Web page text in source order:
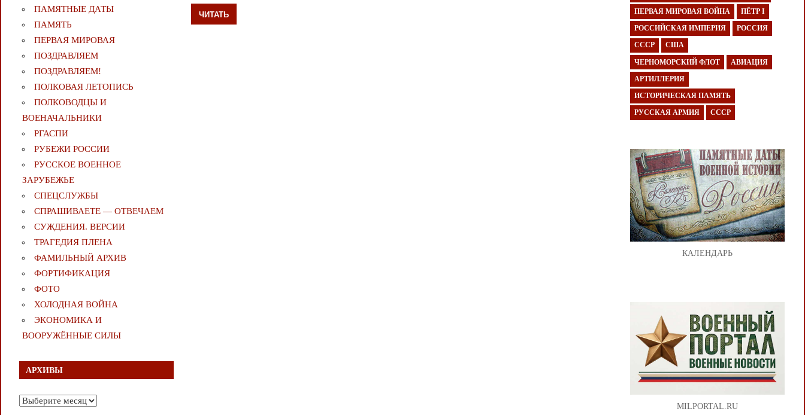
ЧИТАТЬ
ПАМЯТНЫЕ ДАТЫ
ПАМЯТЬ
ПЕРВАЯ МИРОВАЯ
ПОЗДРАВЛЯЕМ
ПОЗДРАВЛЯЕМ!
ПОЛКОВАЯ ЛЕТОПИСЬ
ПОЛКОВОДЦЫ И
ВОЕНАЧАЛЬНИКИ
РГАСПИ
РУБЕЖИ РОССИИ
РУССКОЕ ВОЕННОЕ
ЗАРУБЕЖЬЕ
СПЕЦСЛУЖБЫ
СПРАШИВАЕТЕ — ОТВЕЧАЕМ
СУЖДЕНИЯ. ВЕРСИИ
ТРАГЕДИЯ ПЛЕНА
ФАМИЛЬНЫЙ АРХИВ
ФОРТИФИКАЦИЯ
ФОТО
ХОЛОДНАЯ ВОЙНА
ЭКОНОМИКА И
ВООРУЖЁННЫЕ СИЛЫ
АРХИВЫ
Архивы
ПЕРВАЯ МИРОВАЯ ВОЙНА ПЁТР I
РОССИЙСКАЯ ИМПЕРИЯ РОССИЯ
СССР США
ЧЕРНОМОРСКИЙ ФЛОТ АВИАЦИЯ
АРТИЛЛЕРИЯ
ИСТОРИЧЕСКАЯ ПАМЯТЬ
РУССКАЯ АРМИЯ СССР
КАЛЕНДАРЬ
MILPORTAL.RU